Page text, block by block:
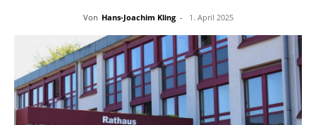
Von Hans-Joachim Kling - 1. April 2025